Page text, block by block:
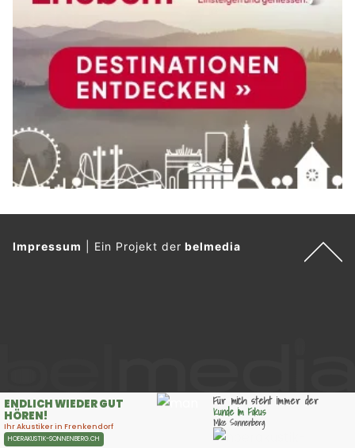
Impressum Ein Projekt derbelmedia